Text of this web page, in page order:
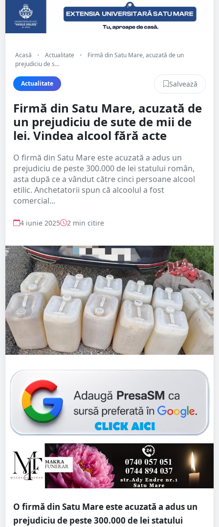
Acasă • Actualitate •
Firmă din Satu Mare, acuzată de un
prejudiciu de s...
Actualitate Salvează
Firmă din Satu Mare, acuzată de
un prejudiciu de sute de mii de
lei. Vindea alcool fără acte
O firmă din Satu Mare este acuzată a adus un
prejudiciu de peste 300.000 de lei statului român,
asta după ce a vândut către cinci persoane alcool
etilic. Anchetatorii spun că alcoolul a fost
comercial...
4 iunie 2025 2 min citire
O firmă din Satu Mare este acuzată a adus un
prejudiciu de peste 300.000 de lei statului